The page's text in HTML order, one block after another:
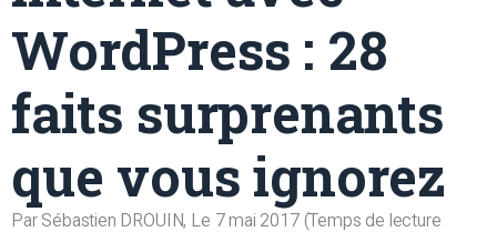
WordPress : 28
faits surprenants
que vous ignorez
Par Sébastien DROUIN, Le 7 mai 2017 (Temps de lecture